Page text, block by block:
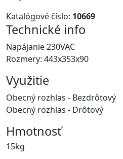
Katalógové číslo: 10669
Technické info
Napájanie 230VAC
Rozmery: 443x353x90
Využitie
Obecný rozhlas - Bezdrôtový
Obecný rozhlas - Drôtový
Hmotnosť
15kg